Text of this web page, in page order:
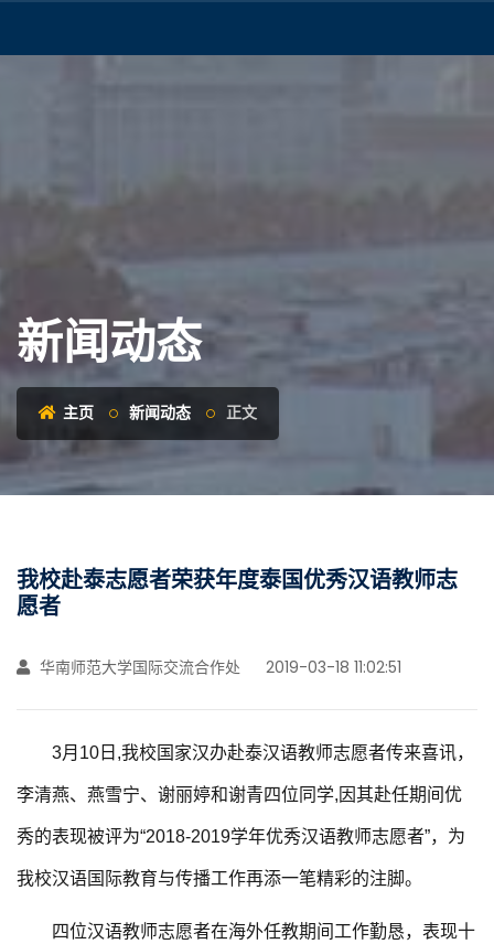
新闻动态
主页 新闻动态 正文
我校赴泰志愿者荣获年度泰国优秀汉语教师志
愿者
华南师范大学国际交流合作处 2019-03-18 11:02:51
3月10日,我校国家汉办赴泰汉语教师志愿者传来喜讯，
李清燕、燕雪宁、谢丽婷和谢青四位同学,因其赴任期间优
秀的表现被评为“2018-2019学年优秀汉语教师志愿者”，为
我校汉语国际教育与传播工作再添一笔精彩的注脚。
四位汉语教师志愿者在海外任教期间工作勤恳，表现十